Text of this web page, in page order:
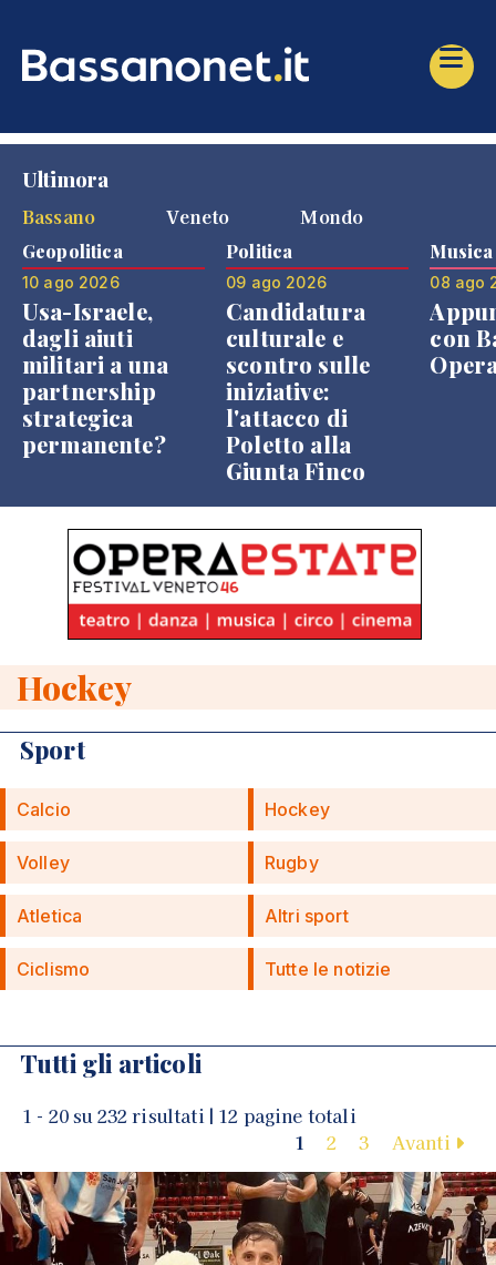
Ultimora
Bassano
Veneto Mondo
Geopolitica
10 ago 2026
Usa-Israele,
dagli aiuti
militari a una
partnership
strategica
permanente?
Politica
09 ago 2026
Candidatura
culturale e
scontro sulle
iniziative:
l'attacco di
Poletto alla
Giunta Finco
Musica
08 ago
con
Hockey
Sport
Calcio Hockey
Volley Rugby
Atletica Altri sport
Ciclismo Tutte le notizie
Tutti gli articoli
1 - 20 su 232 risultati | 12 pagine totali
1
2 3 Avanti